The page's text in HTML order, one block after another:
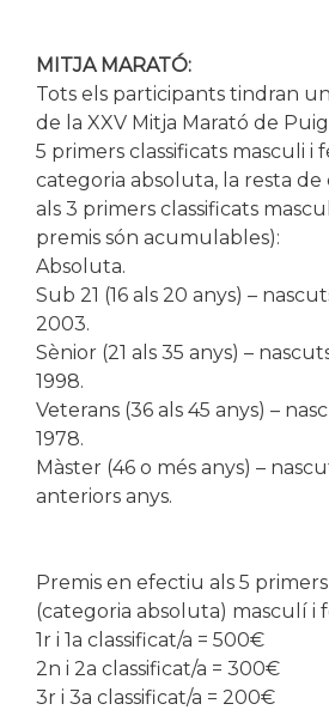
MITJA MARATÓ:
Tots els participants tindran
de la XXV Mitja Marató de
5 primers classificats masculi i
categoria absoluta, la resta
als 3 primers classificats
premis són acumulables):
Absoluta.
Sub 21 (16 als 20 anys) –
2003.
Sènior (21 als 35 anys) –
1998.
Veterans (36 als 45 anys) –
1978.
Màster (46 o més anys) –
anteriors anys.
Premis en efectiu als 5
(categoria absoluta) masculí i
1r i 1a classificat/a = 500€
2n i 2a classificat/a = 300€
3r i 3a classificat/a = 200€